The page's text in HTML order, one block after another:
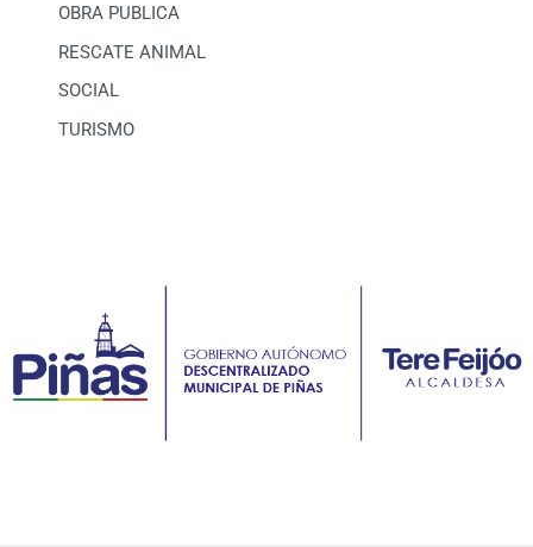
OBRA PUBLICA
RESCATE ANIMAL
SOCIAL
TURISMO